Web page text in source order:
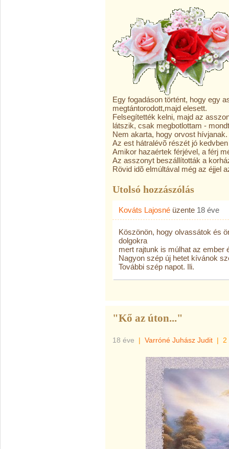
Egy fogadáson történt, hogy egy
megtántorodott,majd elesett.
Felsegítették kelni, majd az
látszik, csak megbotlottam -
Nem akarta, hogy orvost hívjanak.
Az est hátralévõ részét jó
Amikor hazaértek férjével, a férj
Az asszonyt beszállították a
Rövid idõ elmúltával még az éjjel
Utolsó hozzászólás
Kováts Lajosné üzente 18 éve
Köszönön, hogy olvassátok és
dolgokra
mert rajtunk is múlhat az ember
Nagyon szép új hetet kívánok
További szép napot. Ili.
"Kő az úton..."
18 éve | Varróné Juhász Judit | 2